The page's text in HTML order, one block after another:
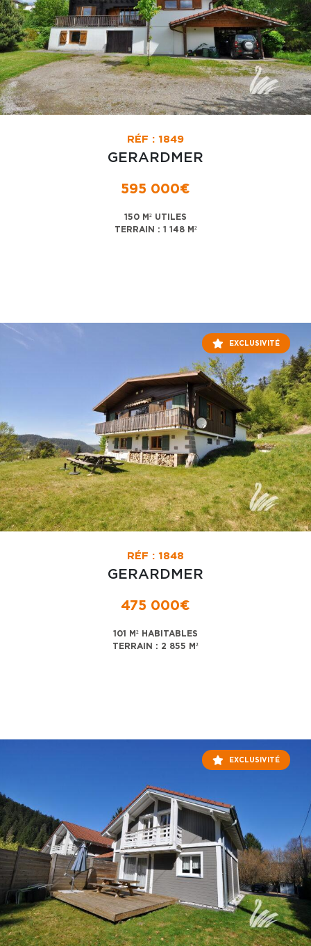
RÉF : 1849
GERARDMER
595 000€
150 M² UTILES
TERRAIN : 1 148 M²
EXCLUSIVITÉ
RÉF : 1848
GERARDMER
475 000€
101 M² HABITABLES
TERRAIN : 2 855 M²
EXCLUSIVITÉ